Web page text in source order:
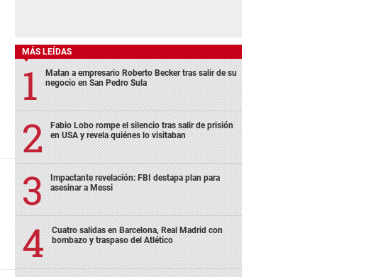
MÁS LEÍDAS
Matan a empresario Roberto Becker tras salir de su
negocio en San Pedro Sula
Fabio Lobo rompe el silencio tras salir de prisión
en USA y revela quiénes lo visitaban
Impactante revelación: FBI destapa plan para
asesinar a Messi
Cuatro salidas en Barcelona, Real Madrid con
bombazo y traspaso del Atlético